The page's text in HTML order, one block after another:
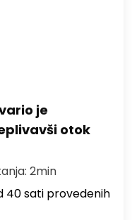
je
otok
2min
40 sati provedenih